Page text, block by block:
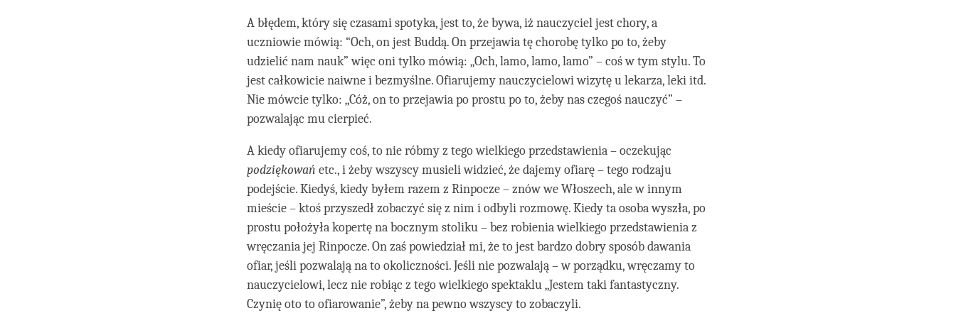
A błędem, który się czasami spotyka, jest to, że bywa, iż nauczyciel jest chory, a
uczniowie mówią: “Och, on jest Buddą. On przejawia tę chorobę tylko po to, żeby
udzielić nam nauk” więc oni tylko mówią: „Och, lamo, lamo, lamo” – coś w tym stylu. To
jest całkowicie naiwne i bezmyślne. Ofiarujemy nauczycielowi wizytę u lekarza, leki itd.
Nie mówcie tylko: „Cóż, on to przejawia po prostu po to, żeby nas czegoś nauczyć” –
pozwalając mu cierpieć.
A kiedy ofiarujemy coś, to nie róbmy z tego wielkiego przedstawienia – oczekując
podziękowań etc., i żeby wszyscy musieli widzieć, że dajemy ofiarę – tego rodzaju
podejście. Kiedyś, kiedy byłem razem z Rinpocze – znów we Włoszech, ale w innym
mieście – ktoś przyszedł zobaczyć się z nim i odbyli rozmowę. Kiedy ta osoba wyszła, po
prostu położyła kopertę na bocznym stoliku – bez robienia wielkiego przedstawienia z
wręczania jej Rinpocze. On zaś powiedział mi, że to jest bardzo dobry sposób dawania
ofiar, jeśli pozwalają na to okoliczności. Jeśli nie pozwalają – w porządku, wręczamy to
nauczycielowi, lecz nie robiąc z tego wielkiego spektaklu „Jestem taki fantastyczny.
Czynię oto to ofiarowanie”, żeby na pewno wszyscy to zobaczyli.